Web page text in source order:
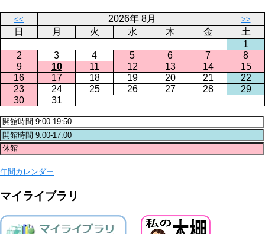
<< 2026年 8月 >>
日 月 火 水 木 金
土
1
2
3 4 5 6 7
8
9
10 11 12 13 14
15
16
17 18 19 20 21
22
23
24 25 26 27 28
29
30
31
年間カレンダー
マイライブラリ